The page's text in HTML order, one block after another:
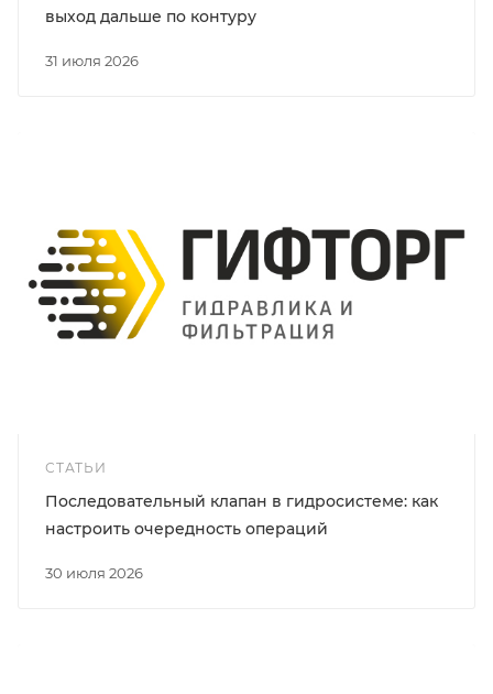
31 июля 2026
выход дальше по контуру
СТАТЬИ
30 июля 2026
Последовательный клапан в гидросистеме: как
настроить очередность операций